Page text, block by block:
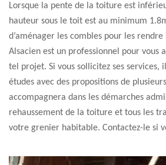
Lorsque la pente de la toiture est
hauteur sous le toit est au minimum
d’aménager les combles pour les
Alsacien est un professionnel pour vous
tel projet. Si vous sollicitez ses services,
études avec des propositions de
accompagnera dans les démarches
rehaussement de la toiture et tous les
votre grenier habitable. Contactez-le si